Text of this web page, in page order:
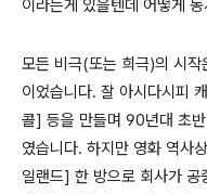
이라는게 있을텐데 어떻게
모든 비극(또는 희극)의 시작
이었습니다. 잘 아시다시피
콜] 등을 만들며 90년대 초
였습니다. 하지만 영화 역사
일랜드] 한 방으로 회사가 공